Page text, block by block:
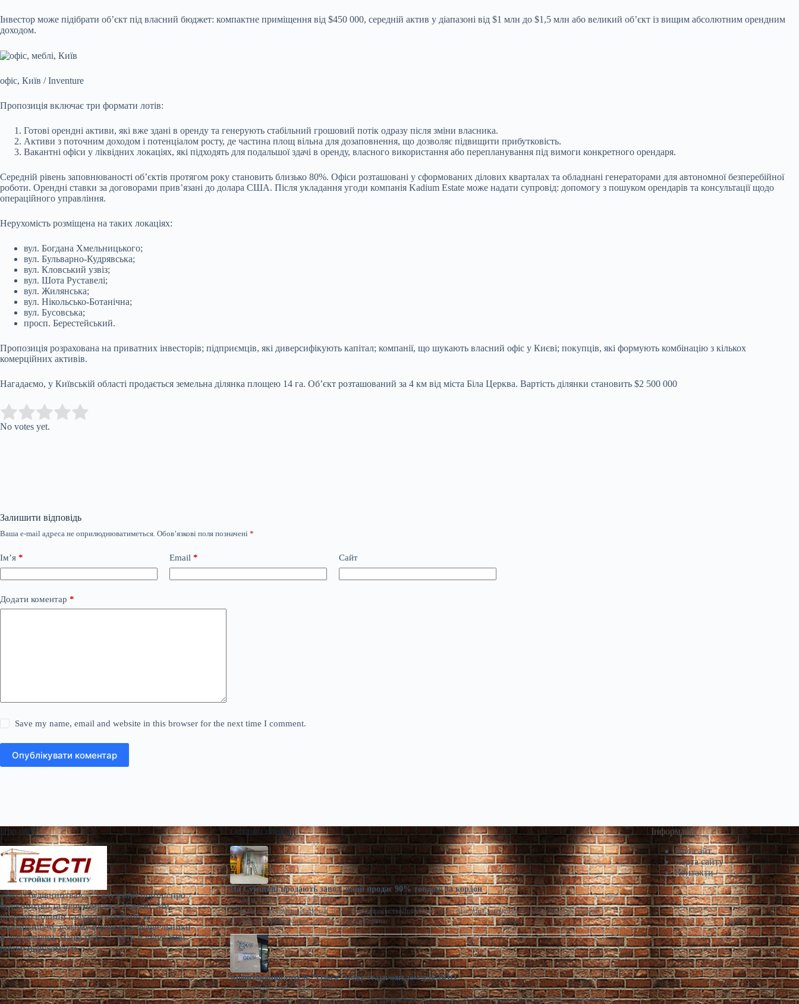
Інвестор може підібрати об’єкт під власний бюджет: компактне приміщення від $450 000, середній актив у діапазоні від $1 млн до $1,5 млн або великий об’єкт із вищим абсолютним орендним
доходом.
офіс, Київ / Inventure
Пропозиція включає три формати лотів:
Готові орендні активи, які вже здані в оренду та генерують стабільний грошовий потік одразу після зміни власника.
Активи з поточним доходом і потенціалом росту, де частина площ вільна для дозаповнення, що дозволяє підвищити прибутковість.
Вакантні офіси у ліквідних локаціях, які підходять для подальшої здачі в оренду, власного використання або перепланування під вимоги конкретного орендаря.
Середній рівень заповнюваності об’єктів протягом року становить близько 80%. Офіси розташовані у сформованих ділових кварталах та обладнані генераторами для автономної безперебійної
роботи. Орендні ставки за договорами прив’язані до долара США. Після укладання угоди компанія Kadium Estate може надати супровід: допомогу з пошуком орендарів та консультації щодо
операційного управління.
Нерухомість розміщена на таких локаціях:
вул. Богдана Хмельницького;
вул. Бульварно-Кудрявська;
вул. Кловський узвіз;
вул. Шота Руставелі;
вул. Жилянська;
вул. Нікольсько-Ботанічна;
вул. Бусовська;
просп. Берестейський.
Пропозиція розрахована на приватних інвесторів; підприємців, які диверсифікують капітал; компанії, що шукають власний офіс у Києві; покупців, які формують комбінацію з кількох
комерційних активів.
Нагадаємо, у Київській області продається земельна ділянка площею 14 га. Об’єкт розташований за 4 км від міста Біла Церква. Вартість ділянки становить $2 500 000
Rate this item:
No votes yet.
Залишити відповідь
Ваша e-mail адреса не оприлюднюватиметься. Обов’язкові поля позначені *
Ім’я * Email * Сайт
Додати коментар *
Save my name, email and website in this browser for the next time I comment.
Опублікувати коментар
Про сайт
«Весті будівництва» — галузевий портал про
будівництво та нерухомість в Україні. Ми
пишемо новини галузі та стежимо за
середовищем, у якому працюють будівельники
й девелопери. Наша мета — бути в курсі змін
ринку нерухомості.
Останні новини
На Сумщині продають завод, який продає 90% товарів за кордон
Діана Ярмоленко
Сер 7, 2026
У Конотопі виставили на продаж діюче агропідприємство/Inventure У місті Конотоп Сумської області виставили на продаж
100% корпоративних прав діючого агропереробного
Арештований готель “Одеса” може стати житлом для ВПО
Діана Ярмоленко
Сер 7, 2026
Арештований готель "Одеса" можуть віддати для проживання переселенців / АРМА Готельний комплекс “Одеса” може стати
Інформація
Про сайт
Карта сайту
Контакти